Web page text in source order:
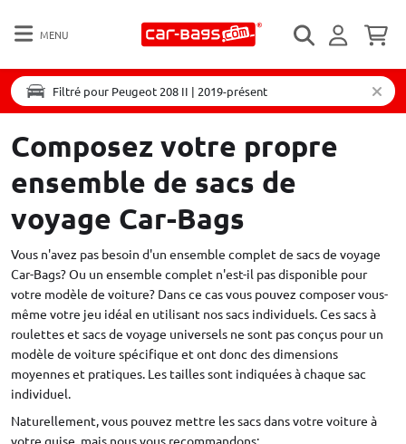
MENU
Filtré pour Peugeot 208 II | 2019-présent
Composez votre propre
ensemble de sacs de
voyage Car-Bags
Vous n'avez pas besoin d'un ensemble complet de sacs de voyage
Car-Bags? Ou un ensemble complet n'est-il pas disponible pour
votre modèle de voiture? Dans ce cas vous pouvez composer vous-
même votre jeu idéal en utilisant nos sacs individuels. Ces sacs à
roulettes et sacs de voyage universels ne sont pas conçus pour un
modèle de voiture spécifique et ont donc des dimensions
moyennes et pratiques. Les tailles sont indiquées à chaque sac
individuel.
Naturellement, vous pouvez mettre les sacs dans votre voiture à
votre guise, mais nous vous recommandons: